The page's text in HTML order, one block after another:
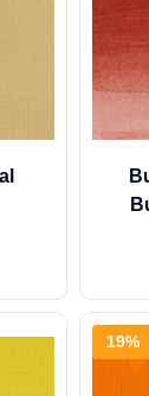
19%